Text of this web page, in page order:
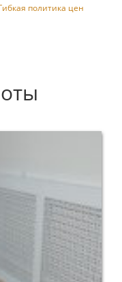
политика цен